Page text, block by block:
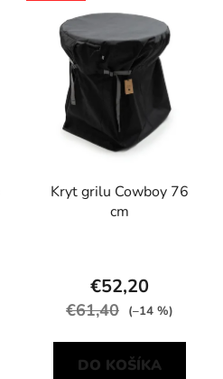
Kryt grilu Cowboy 76
cm
€52,20
€61,40 (–14 %)
DO KOŠÍKA